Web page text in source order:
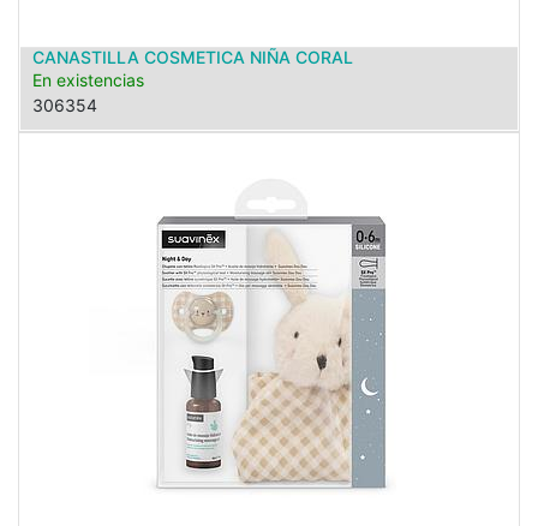
CANASTILLA COSMETICA NIÑA CORAL
En existencias
306354